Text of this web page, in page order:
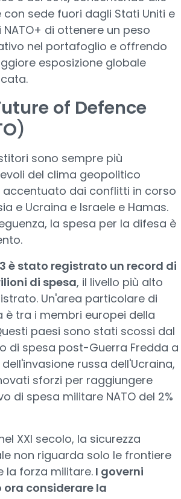
con sede fuori dagli Stati Uniti e
di ottenere un peso
nel portafoglio e offrendo
esposizione globale
of Defence
)
sono sempre più
del clima geopolitico
accentuato dai conflitti in corso
e Ucraina e Israele e Hamas.
la spesa per la difesa è
è stato registrato un record di
di spesa, il livello più alto
Un'area particolare di
è tra i membri europei della
paesi sono stati scossi dal
di spesa post-Guerra Fredda a
russa dell'Ucraina,
sforzi per raggiungere
di spesa militare NATO del 2%
XXI secolo, la sicurezza
non riguarda solo le frontiere
la forza militare.I governi
ora considerare la